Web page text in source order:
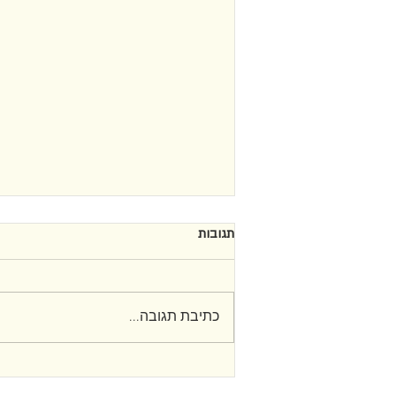
תגובות
כתיבת תגובה...